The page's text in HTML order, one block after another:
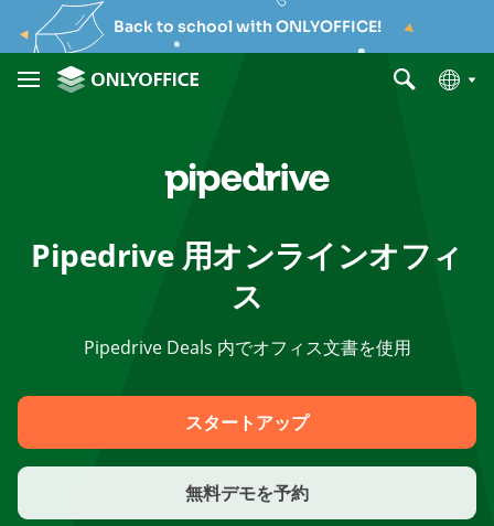
Back to school with ONLYOFFICE!
Pipedrive 用オンラインオフィ
ス
Pipedrive Deals 内でオフィス文書を使用
スタートアップ
無料デモを予約